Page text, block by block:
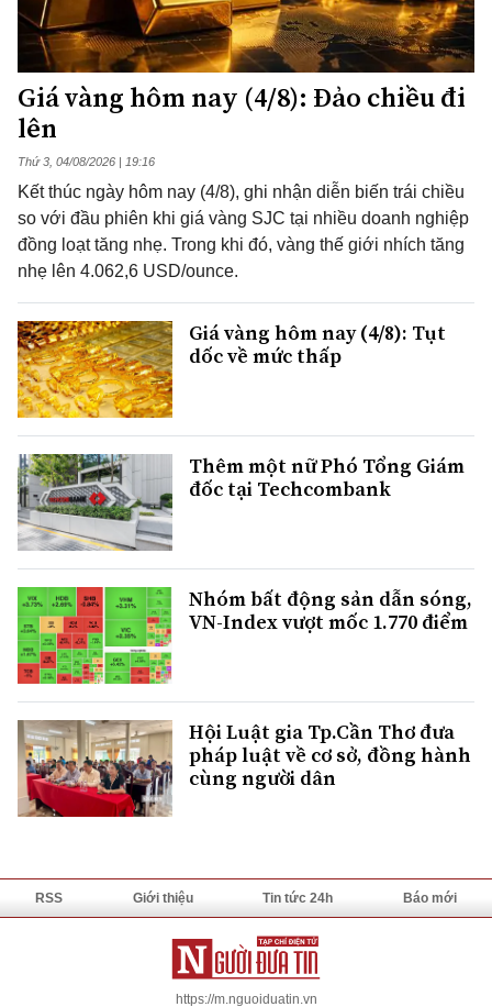
Giá vàng hôm nay (4/8): Đảo chiều đi
lên
Thứ 3, 04/08/2026 | 19:16
Kết thúc ngày hôm nay (4/8), ghi nhận diễn biến trái chiều
so với đầu phiên khi giá vàng SJC tại nhiều doanh nghiệp
đồng loạt tăng nhẹ. Trong khi đó, vàng thế giới nhích tăng
nhẹ lên 4.062,6 USD/ounce.
Giá vàng hôm nay (4/8): Tụt
dốc về mức thấp
Thêm một nữ Phó Tổng Giám
đốc tại Techcombank
Nhóm bất động sản dẫn sóng,
VN-Index vượt mốc 1.770 điểm
Hội Luật gia Tp.Cần Thơ đưa
pháp luật về cơ sở, đồng hành
cùng người dân
RSS Giới thiệu Tin tức 24h Báo mới
https://m.nguoiduatin.vn